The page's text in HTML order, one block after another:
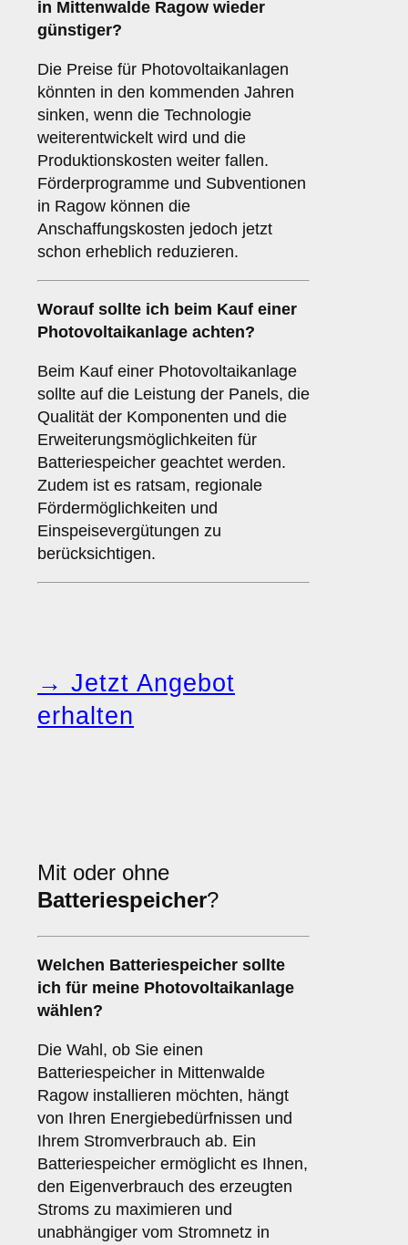
in Mittenwalde Ragow wieder
günstiger?
Die Preise für Photovoltaikanlagen
könnten in den kommenden Jahren
sinken, wenn die Technologie
weiterentwickelt wird und die
Produktionskosten weiter fallen.
Förderprogramme und Subventionen
in Ragow können die
Anschaffungskosten jedoch jetzt
schon erheblich reduzieren.
Worauf sollte ich beim Kauf einer
Photovoltaikanlage achten?
Beim Kauf einer Photovoltaikanlage
sollte auf die Leistung der Panels, die
Qualität der Komponenten und die
Erweiterungsmöglichkeiten für
Batteriespeicher geachtet werden.
Zudem ist es ratsam, regionale
Fördermöglichkeiten und
Einspeisevergütungen zu
berücksichtigen.
→ Jetzt Angebot
erhalten
Mit oder ohne
Batteriespeicher?
Welchen Batteriespeicher sollte
ich für meine Photovoltaikanlage
wählen?
Die Wahl, ob Sie einen
Batteriespeicher in Mittenwalde
Ragow installieren möchten, hängt
von Ihren Energiebedürfnissen und
Ihrem Stromverbrauch ab. Ein
Batteriespeicher ermöglicht es Ihnen,
den Eigenverbrauch des erzeugten
Stroms zu maximieren und
unabhängiger vom Stromnetz in